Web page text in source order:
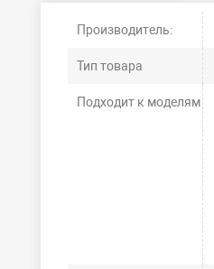
Производитель:
Тип товара
Подходит к моделям